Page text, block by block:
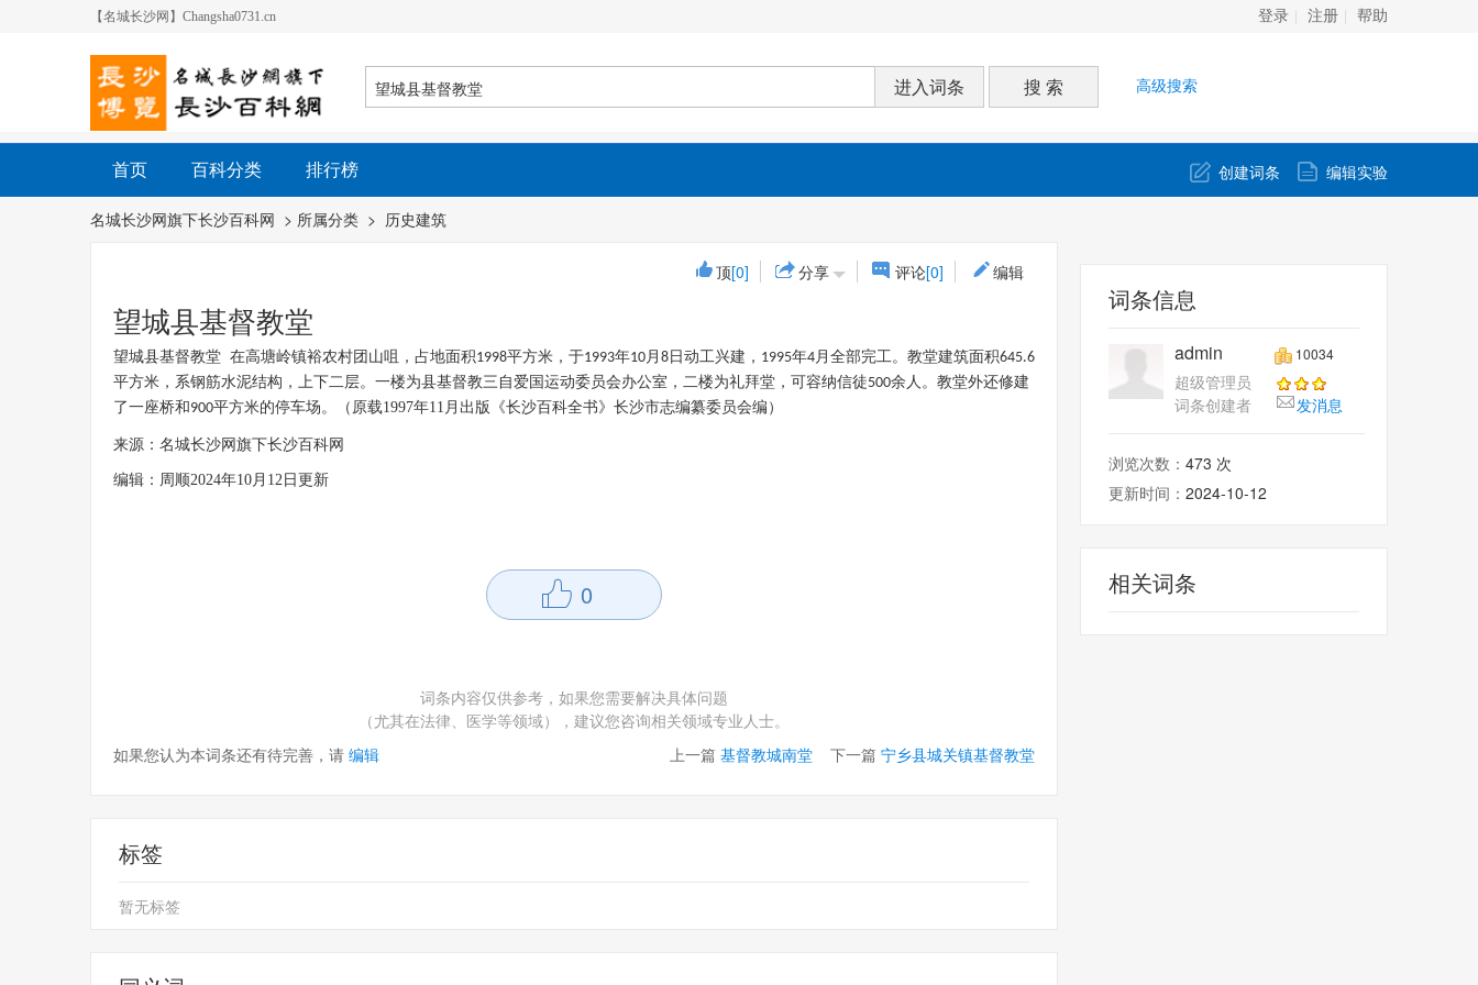
【名城长沙网】Changsha0731.cn 登录 注册 帮助
高级搜索
首页 百科分类 排行榜 创建词条 编辑实验
名城长沙网旗下长沙百科网 > 所属分类 > 历史建筑
顶[0] 分享 评论[0] 编辑
望城县基督教堂
望城县基督教堂 在高塘岭镇裕农村团山咀，占地面积1998平方米，于1993年10月 8 日动工兴建， 1995年4月全部完工。教堂建筑面积645.6
平方米，系钢筋水泥结构，上下二层。一楼为县基督教三自爱国运动委员会办公室，二楼为礼拜堂，可容纳信徒500余人。教堂外还修建
了一座桥和 900平方米的停车场。 （原载1997年11月出版《长沙百科全书》长沙市志编纂委员会编）
来源：名城长沙网旗下长沙百科网
编辑：周顺2024年10月12日更新
0
词条内容仅供参考，如果您需要解决具体问题
（尤其在法律、医学等领域），建议您咨询相关领域专业人士。
如果您认为本词条还有待完善，请 编辑 上一篇 基督教城南堂 下一篇 宁乡县城关镇基督教堂
标签
暂无标签
词条信息
admin 10034
超级管理员
词条创建者
发消息
浏览次数： 473 次
更新时间： 2024-10-12
相关词条